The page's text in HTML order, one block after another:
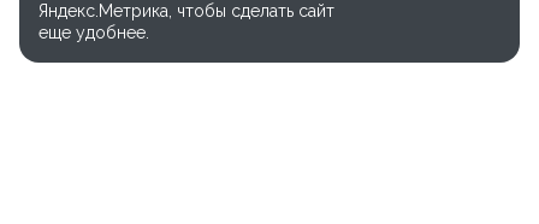
Яндекс.Метрика, чтобы сделать сайт
еще удобнее.